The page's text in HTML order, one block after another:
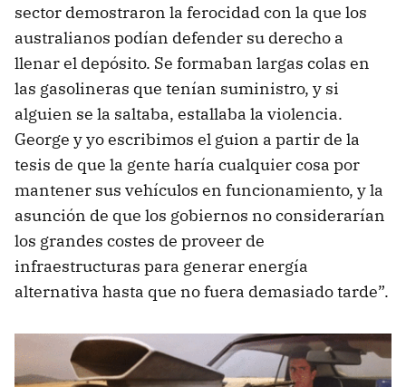
sector demostraron la ferocidad con la que los
australianos podían defender su derecho a
llenar el depósito. Se formaban largas colas en
las gasolineras que tenían suministro, y si
alguien se la saltaba, estallaba la violencia.
George y yo escribimos el guion a partir de la
tesis de que la gente haría cualquier cosa por
mantener sus vehículos en funcionamiento, y la
asunción de que los gobiernos no considerarían
los grandes costes de proveer de
infraestructuras para generar energía
alternativa hasta que no fuera demasiado tarde”.